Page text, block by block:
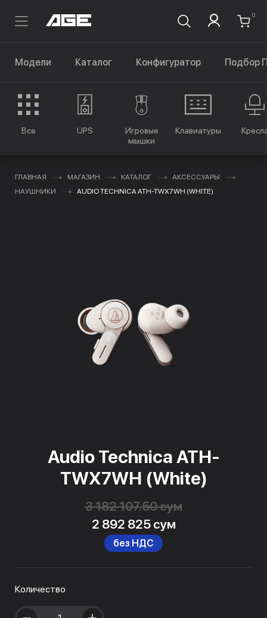
0
Модели Каталог Конфигуратор Подбор
Все UPS
Игровые
мышки
Клавиатуры
ГЛАВНАЯ МАГАЗИН КАТАЛОГ
АКСЕССУАРЫ
НАУШНИКИ
AUDIO TECHNICA ATH-TWX7WH (WHITE)
Audio Technica ATH-
TWX7WH (White)
3 182 107.50 сум
2 892 825 сум
без НДС
Количество